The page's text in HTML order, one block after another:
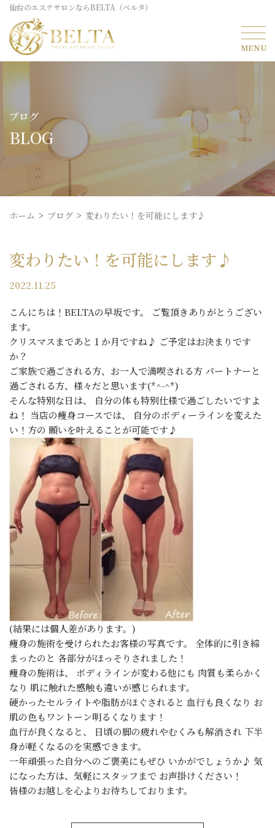
仙台のエステサロンならBELTA（ベルタ）
ブログ
BLOG
ホーム ブログ 変わりたい！を可能にします♪
変わりたい！を可能にします♪
2022.11.25
こんにちは！BELTAの早坂です。 ご覧頂きありがとうござい
ます。
クリスマスまであと１か月ですね♪ ご予定はお決まりです
か？
ご家族で過ごされる方、お一人で満喫される方 パートナーと
過ごされる方、様々だと思います(*^-^*)
そんな特別な日は、 自分の体も特別仕様で過ごしたいですよ
ね！ 当店の痩身コースでは、 自分のボディーラインを変えた
い！方の 願いを叶えることが可能です♪
(結果には個人差があります。)
痩身の施術を受けられたお客様の写真です。 全体的に引き締
まったのと 各部分がほっそりされました！
痩身の施術は、 ボディラインが変わる他にも 肉質も柔らかく
なり 肌に触れた感触も違いが感じられます。
硬かったセルライトや脂肪がほぐされると 血行も良くなり お
肌の色もワントーン明るくなります！
血行が良くなると、 日頃の脚の疲れやむくみも解消され 下半
身が軽くなるのを実感できます。
一年頑張った自分へのご褒美にもぜひ いかがでしょうか♪ 気
になった方は、気軽にスタッフまで お声掛けください！
皆様のお越しを心よりお待ちしております。